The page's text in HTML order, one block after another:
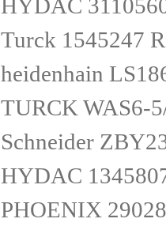
HYDAC
Turck 1545247
heidenhain
TURCK WAS6-
Schneider
HYDAC
PHOENIX